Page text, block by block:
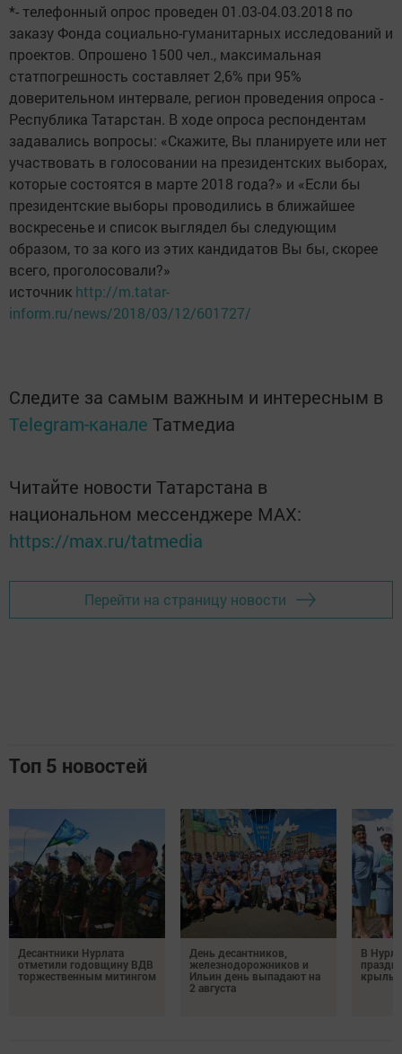
*- телефонный опрос проведен 01.03-04.03.2018 по
заказу Фонда социально-гуманитарных исследований и
проектов. Опрошено 1500 чел., максимальная
статпогрешность составляет 2,6% при 95%
доверительном интервале, регион проведения опроса -
Республика Татарстан. В ходе опроса респондентам
задавались вопросы: «Скажите, Вы планируете или нет
участвовать в голосовании на президентских выборах,
которые состоятся в марте 2018 года?» и «Если бы
президентские выборы проводились в ближайшее
воскресенье и список выглядел бы следующим
образом, то за кого из этих кандидатов Вы бы, скорее
всего, проголосовали?»
источник http://m.tatar-
inform.ru/news/2018/03/12/601727/
Следите за самым важным и интересным в
Telegram-канале Татмедиа
Читайте новости Татарстана в
национальном мессенджере MАХ:
https://max.ru/tatmedia
Перейти на страницу новости
Топ 5 новостей
Десантники Нурлата
отметили годовщину ВДВ
торжественным митингом
День десантников,
железнодорожников и
Ильин день выпадают на
2 августа
В